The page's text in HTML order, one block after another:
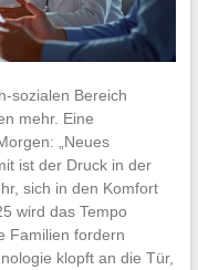
sozialen Bereich
mehr. Eine
„Neues
ist der Druck in der
sich in den Komfort
wird das Tempo
Familien fordern
klopft an die Tür,